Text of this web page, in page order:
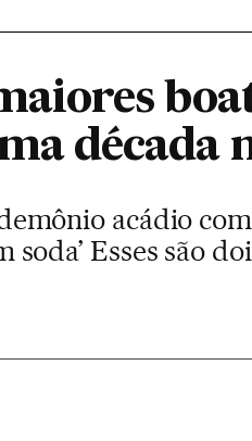
década
acádio
soda’ Esses são